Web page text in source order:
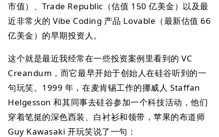
市值）、Trade Republic（估值 150 亿美金）以及最
近非常火的 Vibe Coding 产品 Lovable（最新估值 66
亿美金）的早期投资人。
这个就是最近我经常在一些投资案例里看到的 VC
Creandum，而它最早开始于创始人在硅谷听到的一
句玩笑。1999 年，在麦肯锡工作的挪威人 Staffan
Helgesson 和其同事去硅谷参加一个科技活动，他们
穿着笔挺的深色西装、白衬衫和领带，苹果的布道师
Guy Kawasaki 开玩笑说了一句：